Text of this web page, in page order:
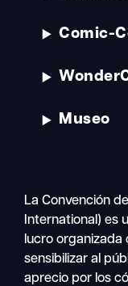
Comic-
Museo
La Convención
International) es
lucro
sensibilizar al
aprecio por los